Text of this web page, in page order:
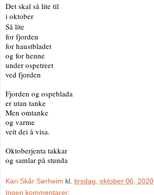
Det skal så lite til
i oktober
Så lite
for fjorden
for haustbladet
og for henne
under ospetreet
ved fjorden
Fjorden og ospeblada
er utan tanke
Men omtanke
og varme
veit dei å visa.
Oktoberjenta takkar
og samlar på stunda
Kari Skår Sørheim kl. tirsdag, oktober 06, 2020
Ingen kommentarer: